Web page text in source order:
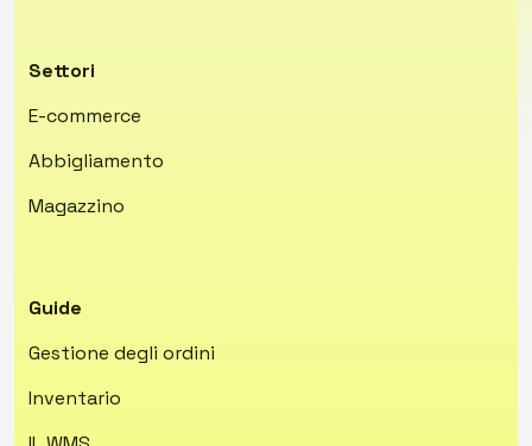
Settori
E-commerce
Abbigliamento
Magazzino
Guide
Gestione degli ordini
Inventario